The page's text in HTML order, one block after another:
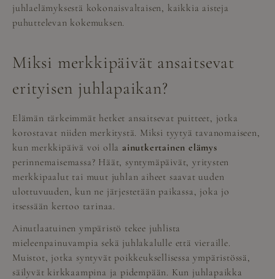
juhlaelämyksestä kokonaisvaltaisen, kaikkia aisteja
puhuttelevan kokemuksen.
Miksi merkkipäivät ansaitsevat
erityisen juhlapaikan?
Elämän tärkeimmät hetket ansaitsevat puitteet, jotka
korostavat niiden merkitystä. Miksi tyytyä tavanomaiseen,
kun merkkipäivä voi ollaainutkertainen elämys
perinnemaisemassa? Häät, syntymäpäivät, yritysten
merkkipaalut tai muut juhlan aiheet saavat uuden
ulottuvuuden, kun ne järjestetään paikassa, joka jo
itsessään kertoo tarinaa.
Ainutlaatuinen ympäristö tekee juhlista
mieleenpainuvampia sekä juhlakalulle että vieraille.
Muistot, jotka syntyvät poikkeuksellisessa ympäristössä,
säilyvät kirkkaampina ja pidempään. Kun juhlapaikka